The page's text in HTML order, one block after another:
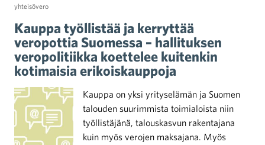
yhteisövero
Kauppa työllistää ja kerryttää
veropottia Suomessa – hallituksen
veropolitiikka koettelee kuitenkin
kotimaisia erikoiskauppoja
Kauppa on yksi yrityselämän ja Suomen
talouden suurimmista toimialoista niin
työllistäjänä, talouskasvun rakentajana
kuin myös verojen maksajana. Myös